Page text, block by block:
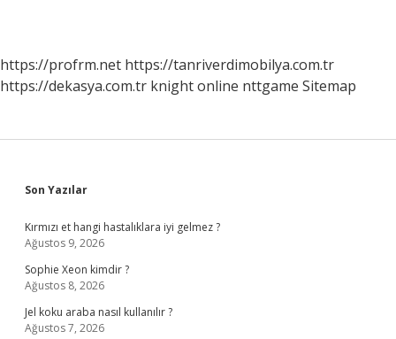
https://profrm.net https://tanriverdimobilya.com.tr
https://dekasya.com.tr knight online nttgame Sitemap
Sidebar
Son Yazılar
Kırmızı et hangi hastalıklara iyi gelmez ?
Ağustos 9, 2026
Sophie Xeon kimdir ?
Ağustos 8, 2026
Jel koku araba nasıl kullanılır ?
Ağustos 7, 2026